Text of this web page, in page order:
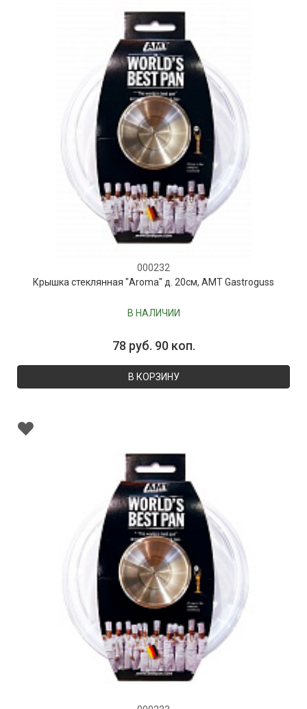
000232
Крышка стеклянная "Aroma" д. 20см, AMT Gastroguss
В НАЛИЧИИ
78 руб. 90 коп.
В КОРЗИНУ